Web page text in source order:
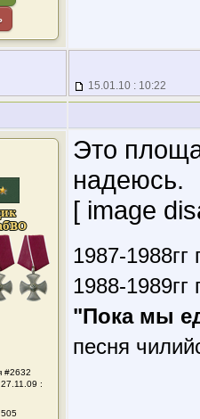
15.01.10 : 10:22
#2632
:
Это
надеюсь.
[ image
1987-
1988-
"Пока мы
песня